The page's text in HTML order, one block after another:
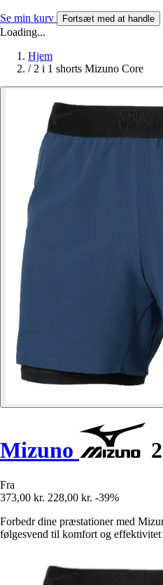
Se min kurv Fortsæt med at handle
Loading...
Hjem
/ 2 i 1 shorts Mizuno Core
Mizuno
Fra
373,00 kr. 228,00 kr. -39%
Forbedr dine præstationer med
følgesvend til komfort og effektivitet